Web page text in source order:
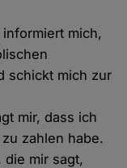
mich,
schickt mich zur
mir, dass ich
zahlen habe.
die mir sagt,